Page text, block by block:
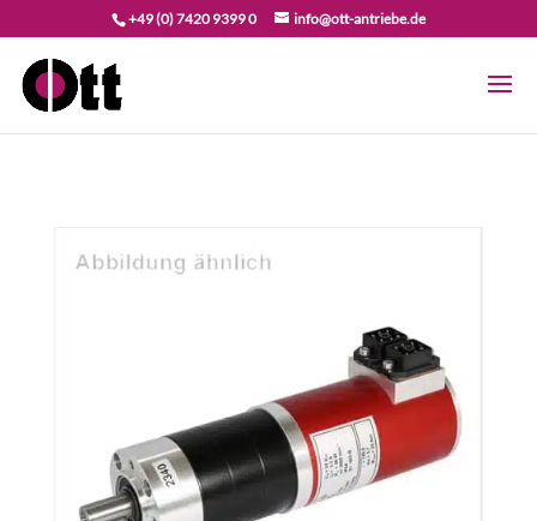
+49 (0) 7420 9399 0 info@ott-antriebe.de